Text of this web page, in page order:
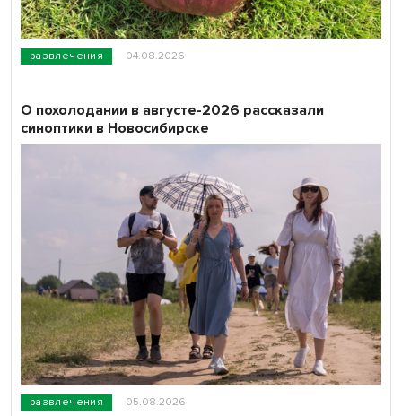
развлечения 04.08.2026
развлечения 05.08.2026
О похолодании в августе-2026 рассказали
синоптики в Новосибирске